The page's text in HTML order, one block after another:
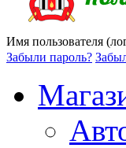
Имя пользователя
Забыли пароль?